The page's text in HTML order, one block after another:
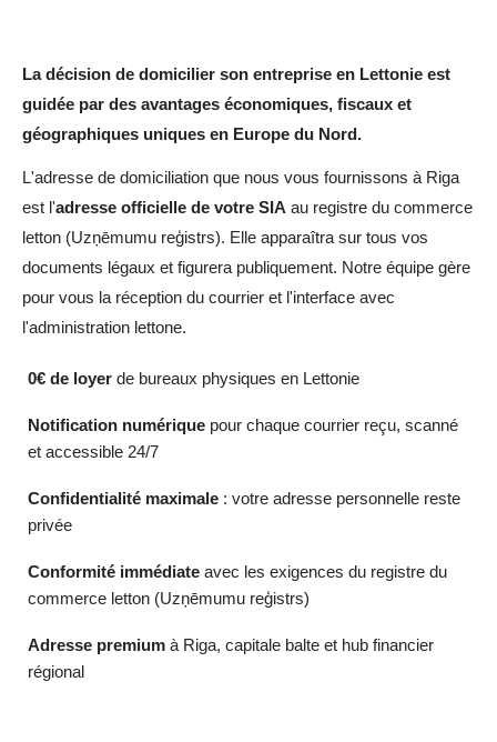
La décision de domicilier son entreprise en Lettonie est
guidée par des avantages économiques, fiscaux et
géographiques uniques en Europe du Nord.
L'adresse de domiciliation que nous vous fournissons à Riga
est l'adresse officielle de votre SIA au registre du commerce
letton (Uzņēmumu reģistrs). Elle apparaîtra sur tous vos
documents légaux et figurera publiquement. Notre équipe gère
pour vous la réception du courrier et l'interface avec
l'administration lettone.
0€ de loyer de bureaux physiques en Lettonie
Notification numérique pour chaque courrier reçu, scanné
et accessible 24/7
Confidentialité maximale : votre adresse personnelle reste
privée
Conformité immédiate avec les exigences du registre du
commerce letton (Uzņēmumu reģistrs)
Adresse premium à Riga, capitale balte et hub financier
régional